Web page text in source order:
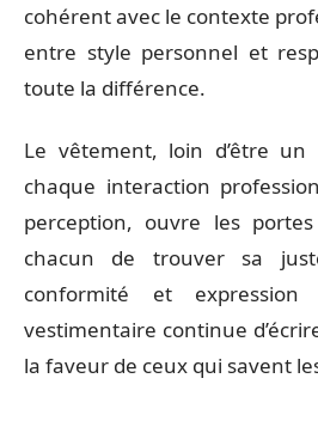
cohérent avec le contexte
entre style personnel et
toute la différence.
Le vêtement, loin d’être un
chaque interaction
perception, ouvre les
chacun de trouver sa
conformité et
vestimentaire continue
la faveur de ceux qui savent